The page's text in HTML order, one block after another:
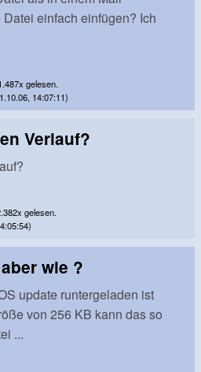
einfach einfügen? Ich
gelesen.
14:07:11)
Verlauf?
gelesen.
wie ?
update runtergeladen ist
von 256 KB kann das so
...